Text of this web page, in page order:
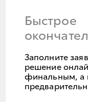
Быстрое
Заполните
решение
финальным, а